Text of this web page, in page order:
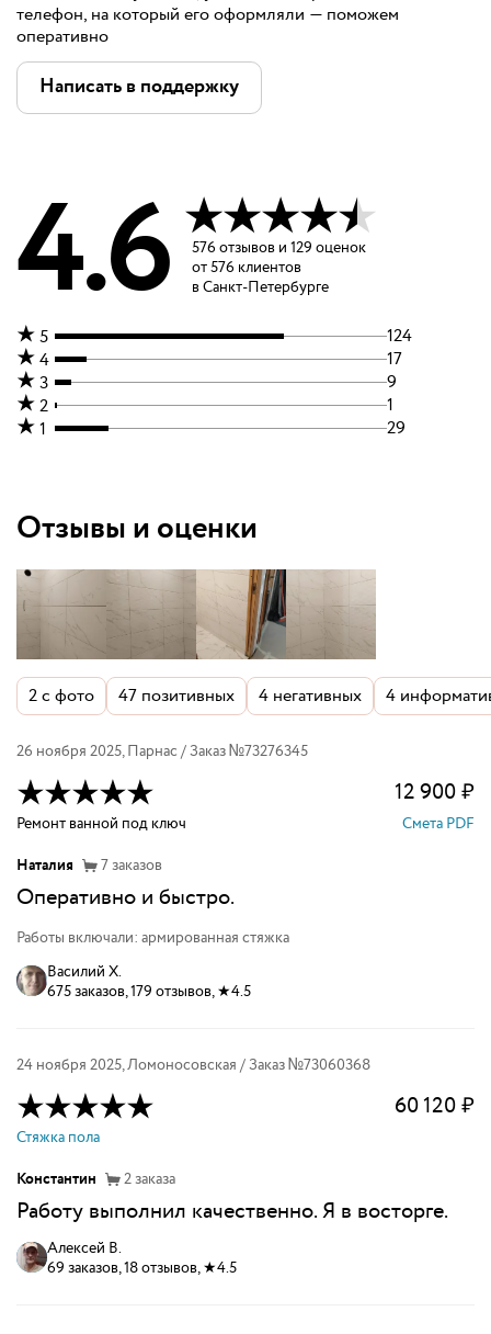
телефон, на который его оформляли — поможем
оперативно
Написать в поддержку
Отзывы и оценки
2с фото 47 позитивных 4 негативных 4
26 ноября 2025,Парнас / Заказ №73276345
12 900₽
Ремонт ванной под ключ
Смета PDF
Наталия
7заказов
Оперативно и быстро.
Работы включали: армированная стяжка
Василий Х.
675 заказов, 179 отзывов, ★4.5
24 ноября 2025,Ломоносовская / Заказ №73060368
60 120₽
Стяжка пола
Константин
2заказа
Работу выполнил качественно. Я в восторге.
Алексей В.
69 заказов, 18 отзывов, ★4.5
4.6 576 отзывов и 129 оценок
от576 клиентов
в Санкт-Петербурге
5
124
4
17
3
9
2
1
1
29